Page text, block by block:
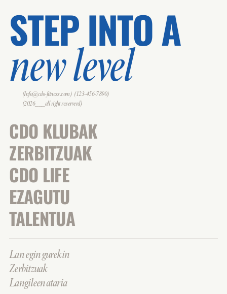
STEP INTO A
new level
(Info@cdo-fitness.com) (123-456-7890)
(2026___all right reserverd)
CDO KLUBAK
ZERBITZUAK
CDO LIFE
EZAGUTU
TALENTUA
Lan egin gurekin
Zerbitzuak
Langileen ataria